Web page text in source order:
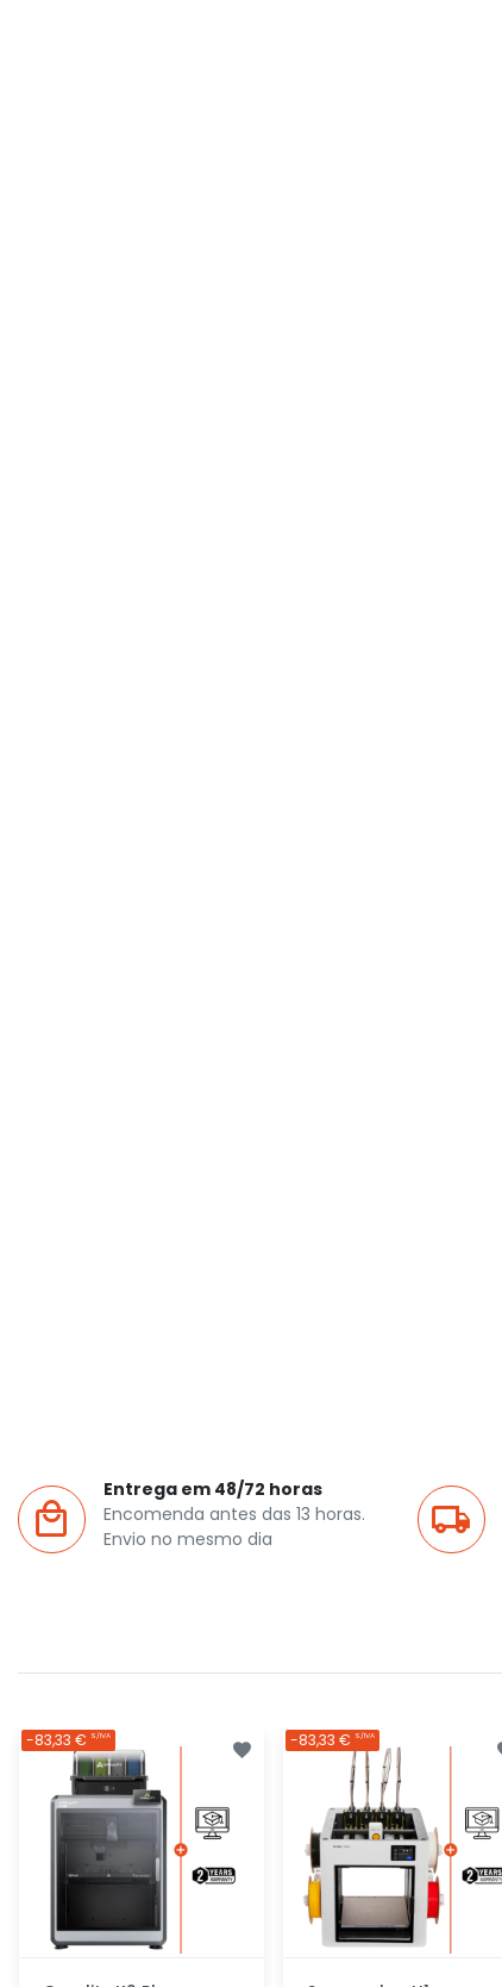
Entrega em 48/72 horas
Encomenda antes das 13 horas.
Envio no mesmo dia
-83,33 € S/IVA -83,33 € S/IVA